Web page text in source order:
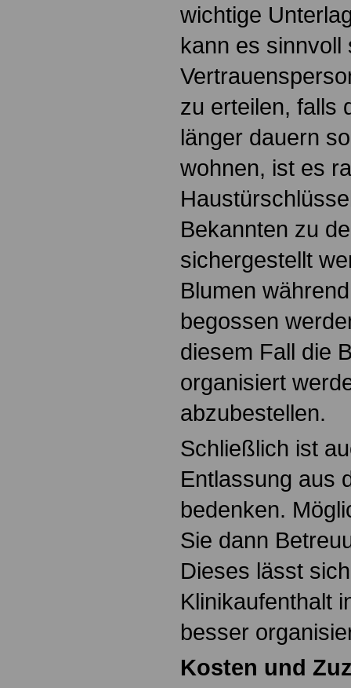
wichtige
kann es sinnvoll
zu erteilen, falls
länger dauern
wohnen, ist es
Bekannten zu
sichergestellt
Blumen
begossen
diesem Fall die
organisiert
abzubestellen.
Schließlich ist
Entlassung aus
bedenken.
Sie dann
Dieses lässt
Klinikaufenthalt
besser
Kosten und